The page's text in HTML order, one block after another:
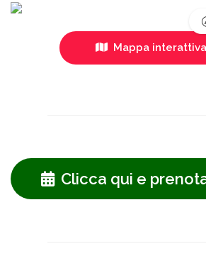
Mappa interattiva
Clicca qui e